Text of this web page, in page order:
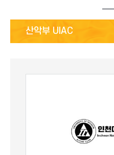
산악부 UIAC